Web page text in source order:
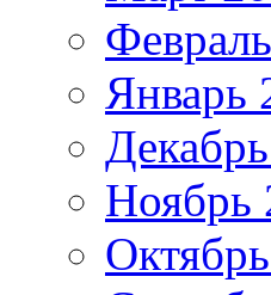
Январь
Ноябрь